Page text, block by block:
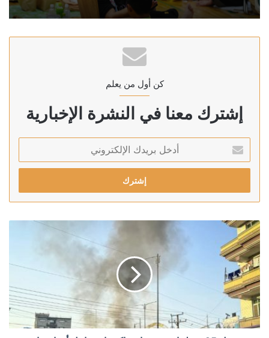
كن أول من يعلم
إشترك معنا في النشرة الإخبارية
بريدك
الإلكتروني